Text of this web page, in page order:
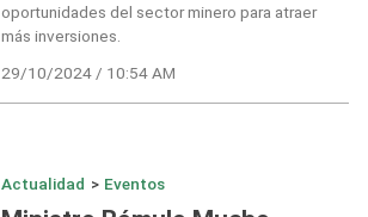
oportunidades del sector minero para atraer
más inversiones.
29/10/2024 / 10:54 AM
Actualidad > Eventos